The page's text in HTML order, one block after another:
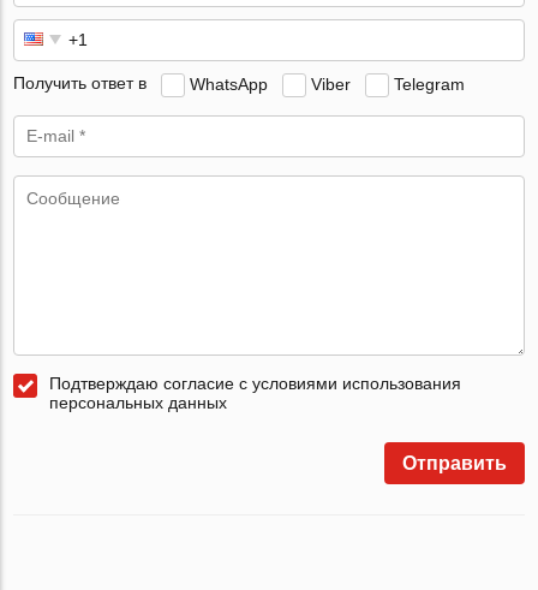
Получить ответ в WhatsApp Viber Telegram
Подтверждаю согласие с условиями использования
персональных данных
Отправить